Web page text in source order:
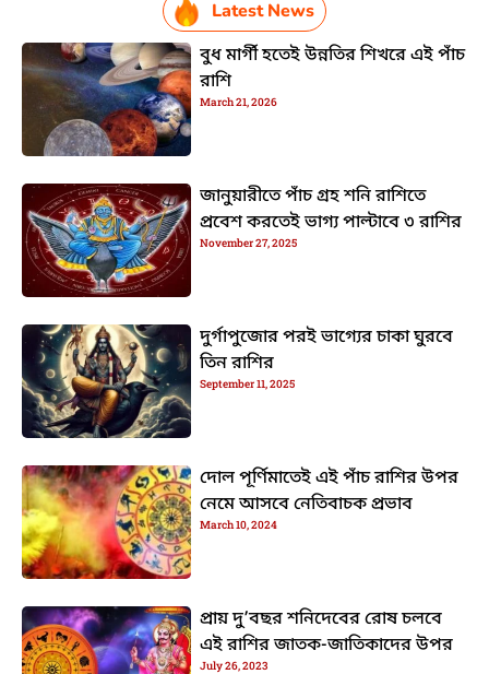
Latest News
বুধ মার্গী হতেই উন্নতির শিখরে এই পাঁচ
রাশি
March 21, 2026
জানুয়ারীতে পাঁচ গ্রহ শনি রাশিতে
প্রবেশ করতেই ভাগ্য পাল্টাবে ৩ রাশির
November 27, 2025
দুর্গাপুজোর পরই ভাগ্যের চাকা ঘুরবে
তিন রাশির
September 11, 2025
দোল পূর্ণিমাতেই এই পাঁচ রাশির উপর
নেমে আসবে নেতিবাচক প্রভাব
March 10, 2024
প্রায় দু’বছর শনিদেবের রোষ চলবে
এই রাশির জাতক-জাতিকাদের উপর
July 26, 2023